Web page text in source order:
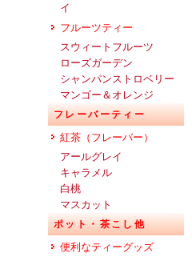
イ
フルーツティー
スウィートフルーツ
ローズガーデン
シャンパンストロベリー
マンゴー＆オレンジ
フレーバーティー
紅茶（フレーバー）
アールグレイ
キャラメル
白桃
マスカット
ポット・茶こし他
便利なティーグッズ